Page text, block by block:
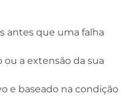
antes que uma falha
a extensão da sua
e baseado na condição